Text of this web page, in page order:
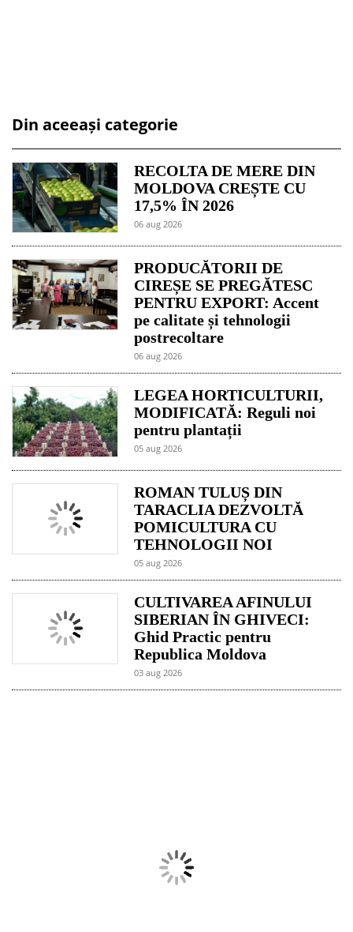
Din aceeași categorie
RECOLTA DE MERE DIN
MOLDOVA CREȘTE CU
17,5% ÎN 2026
06 aug 2026
PRODUCĂTORII DE
CIREȘE SE PREGĂTESC
PENTRU EXPORT: Accent
pe calitate și tehnologii
postrecoltare
06 aug 2026
LEGEA HORTICULTURII,
MODIFICATĂ: Reguli noi
pentru plantații
05 aug 2026
ROMAN TULUȘ DIN
TARACLIA DEZVOLTĂ
POMICULTURA CU
TEHNOLOGII NOI
05 aug 2026
CULTIVAREA AFINULUI
SIBERIAN ÎN GHIVECI:
Ghid Practic pentru
Republica Moldova
03 aug 2026